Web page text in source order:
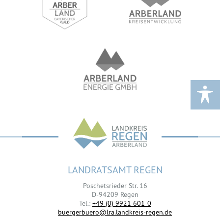
LANDRATSAMT REGEN
Poschetsrieder Str. 16
D-94209 Regen
Tel.: +49 (0) 9921 601-0
buergerbuero@lra.landkreis-regen.de